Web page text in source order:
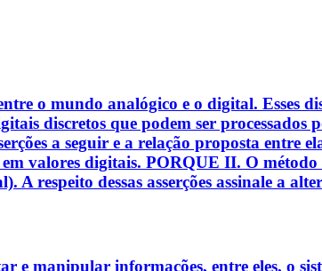
o mundo analógico e o digital. Esses
discretos que podem ser
a seguir e a relação proposta entre
valores digitais. PORQUE II. O
respeito dessas asserções assinale a
e manipular informações, entre eles, o